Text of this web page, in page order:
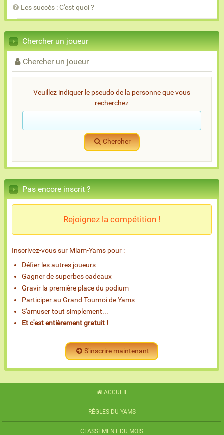
Les succès : C'est quoi ?
Chercher un joueur
Chercher un joueur
Veuillez indiquer le pseudo de la personne que vous
recherchez
Chercher
Pas encore inscrit ?
Rejoignez la compétition !
Inscrivez-vous sur Miam-Yams pour :
Défier les autres joueurs
Gagner de superbes cadeaux
Gravir la première place du podium
Participer au Grand Tournoi de Yams
S'amuser tout simplement...
Et c'est entièrement gratuit !
S'inscrire maintenant
ACCUEIL
RÈGLES DU YAMS
CLASSEMENT DU MOIS